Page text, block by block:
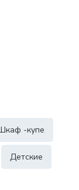
-купе
Детские